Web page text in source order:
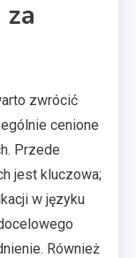
zwrócić
cenione
Przede
jest kluczowa;
w języku
Również